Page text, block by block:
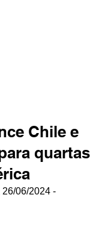
Chile e
quartas
06/2024 -